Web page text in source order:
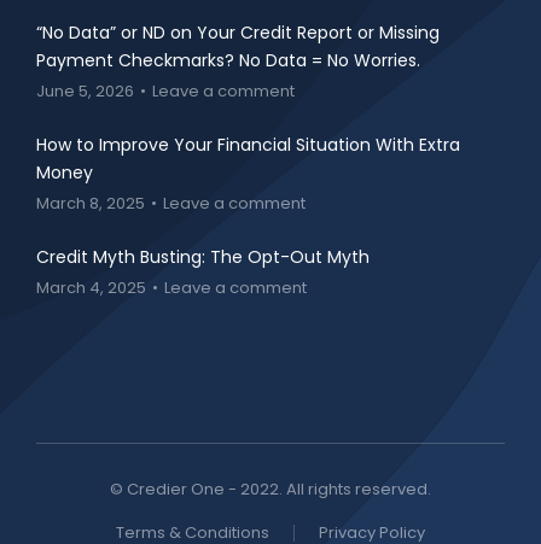
“No Data” or ND on Your Credit Report or Missing
Payment Checkmarks? No Data = No Worries.
June 5, 2026 Leave a comment
How to Improve Your Financial Situation With Extra
Money
March 8, 2025 Leave a comment
Credit Myth Busting: The Opt-Out Myth
March 4, 2025 Leave a comment
© Credier One - 2022. All rights reserved.
Terms & Conditions
Privacy Policy